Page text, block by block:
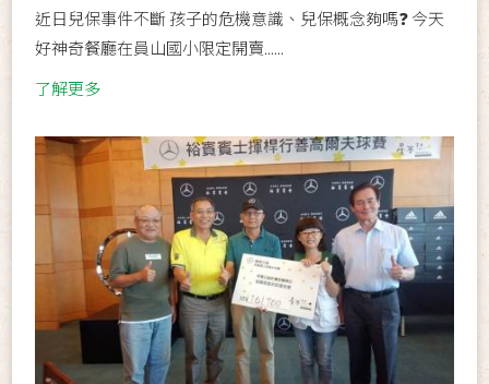
近日兒保事件不斷 孩子的危機意識、兒保概念夠嗎❓ 今天
好神奇餐廳在員山國小限定開賣......
了解更多